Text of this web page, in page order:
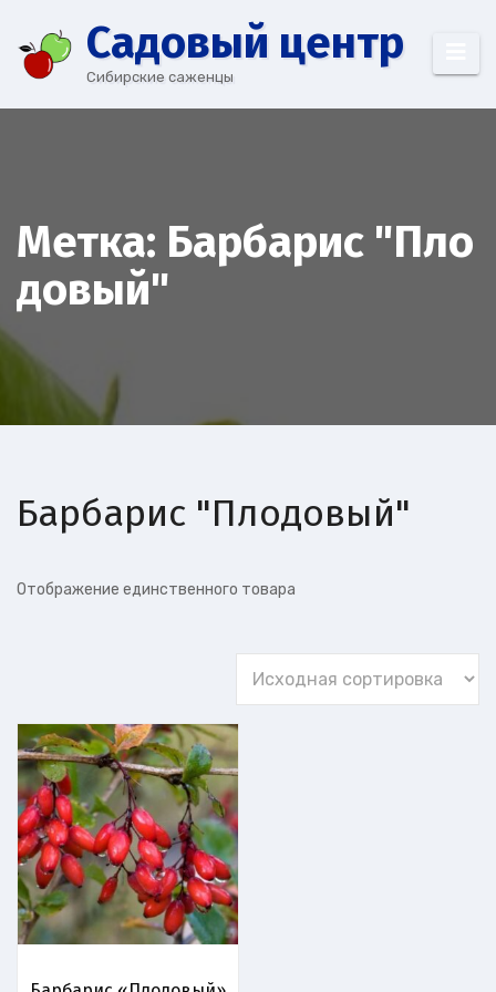
содержимому
Cадовый центр
Сибирские саженцы
Метка: Барбарис "Пло
довый"
Барбарис "Плодовый"
Отображение единственного товара